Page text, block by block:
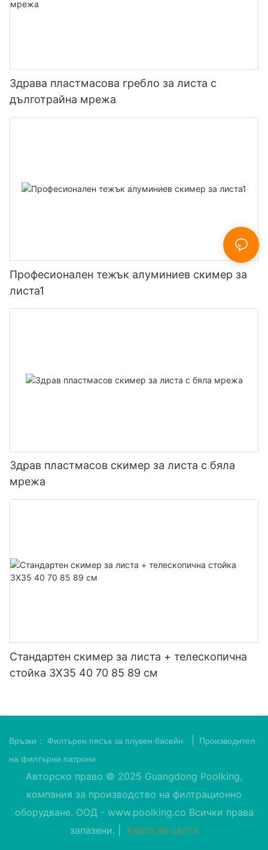
Здрава пластмасова гребло за листа с
дълготрайна мрежа
Професионален тежък алуминиев скимер за
листа1
Здрав пластмасов скимер за листа с бяла
мрежа
Стандартен скимер за листа + телескопична
стойка 3X35 40 70 85 89 см
Връзки： Филтърен пясък за плувен басейн
Производител
на филтърни патрони
Авторско право © 2025 Guangdong Poolking,
компания за производство на филтрационно
оборудване. ООД - www.poolking.co Всички права
запазени. |
Карта на сайта